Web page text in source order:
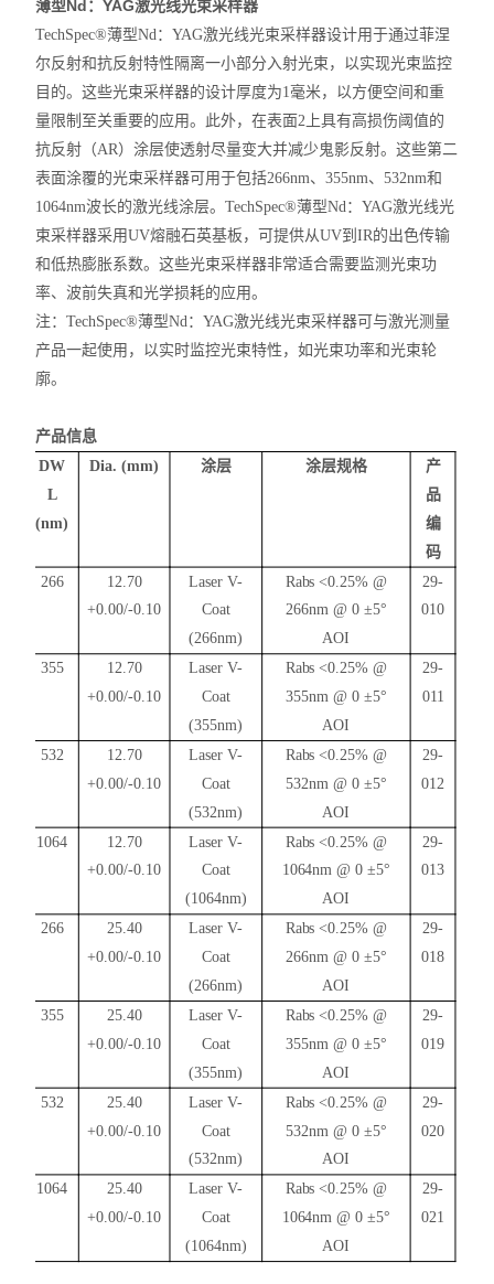
薄型Nd ：YAG激光线光束采样器
TechSpec®薄型Nd：YAG激光线光束采样器设计用于通过菲涅
尔反射和抗反射特性隔离一小部分入射光束，以实现光束监控
目的。这些光束采样器的设计厚度为1毫米，以方便空间和重
量限制至关重要的应用。此外，在表面2上具有高损伤阈值的
抗反射（AR）涂层使透射尽量变大并减少鬼影反射。这些第二
表面涂覆的光束采样器可用于包括266nm、355nm、532nm和
1064nm波长的激光线涂层。TechSpec®薄型Nd：YAG激光线光
束采样器采用UV熔融石英基板，可提供从UV到IR的出色传输
和低热膨胀系数。这些光束采样器非常适合需要监测光束功
率、波前失真和光学损耗的应用。
注：TechSpec®薄型Nd：YAG激光线光束采样器可与激光测量
产品一起使用，以实时监控光束特性，如光束功率和光束轮
廓。
产品信息
DW
L
(nm)
Dia. (mm) 涂层 涂层规格 产
品
编
码
266 12.70
+0.00/-0.10
Laser V-
Coat
(266nm)
Rabs <0.25% @
266nm @ 0 ±5°
AOI
29-
010
355 12.70
+0.00/-0.10
Laser V-
Coat
(355nm)
Rabs <0.25% @
355nm @ 0 ±5°
AOI
29-
011
532 12.70
+0.00/-0.10
Laser V-
Coat
(532nm)
Rabs <0.25% @
532nm @ 0 ±5°
AOI
29-
012
1064
12.70
+0.00/-0.10
Laser V-
Coat
(1064nm)
Rabs <0.25% @
1064nm @ 0 ±5°
AOI
29-
013
266 25.40
+0.00/-0.10
Laser V-
Coat
(266nm)
Rabs <0.25% @
266nm @ 0 ±5°
AOI
29-
018
355
25.40
+0.00/-0.10
Laser V-
Coat
(355nm)
Rabs <0.25% @
355nm @ 0 ±5°
AOI
29-
019
532 25.40
+0.00/-0.10
Laser V-
Coat
(532nm)
Rabs <0.25% @
532nm @ 0 ±5°
AOI
29-
020
1064 25.40
+0.00/-0.10
Laser V-
Coat
(1064nm)
Rabs <0.25% @
1064nm @ 0 ±5°
AOI
29-
021